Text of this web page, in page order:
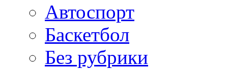
Автоспорт
Баскетбол
Без рубрики